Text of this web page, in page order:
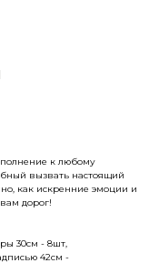
к любому
вызвать настоящий
как искренние эмоции и
дорог!
30см - 8шт,
42см -